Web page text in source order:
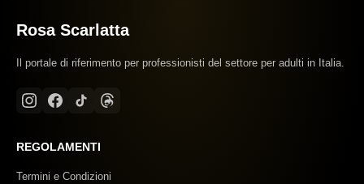
Rosa Scarlatta
Il portale di riferimento per professionisti del settore per adulti in Italia.
REGOLAMENTI
Termini e Condizioni